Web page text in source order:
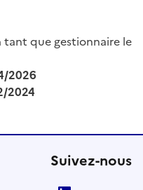
tant que gestionnaire le
2026
2024
Suivez-nous